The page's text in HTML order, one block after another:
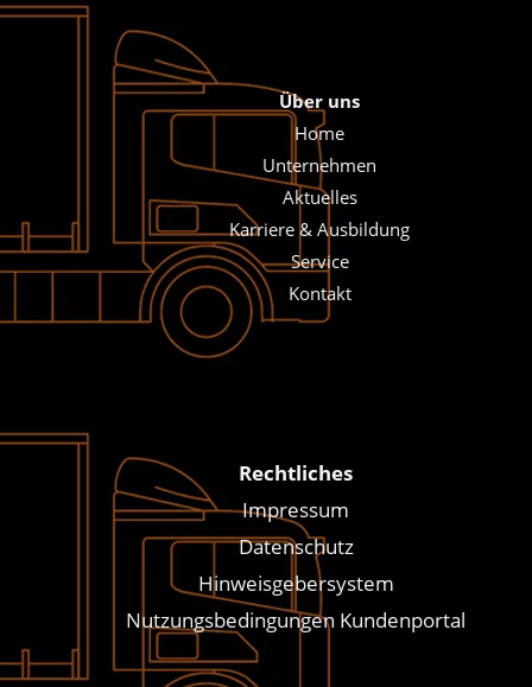
Über uns
Home
Unternehmen
Aktuelles
Karriere & Ausbildung
Service
Kontakt
Rechtliches
Impressum
Datenschutz
Hinweisgebersystem
Nutzungsbedingungen Kundenportal